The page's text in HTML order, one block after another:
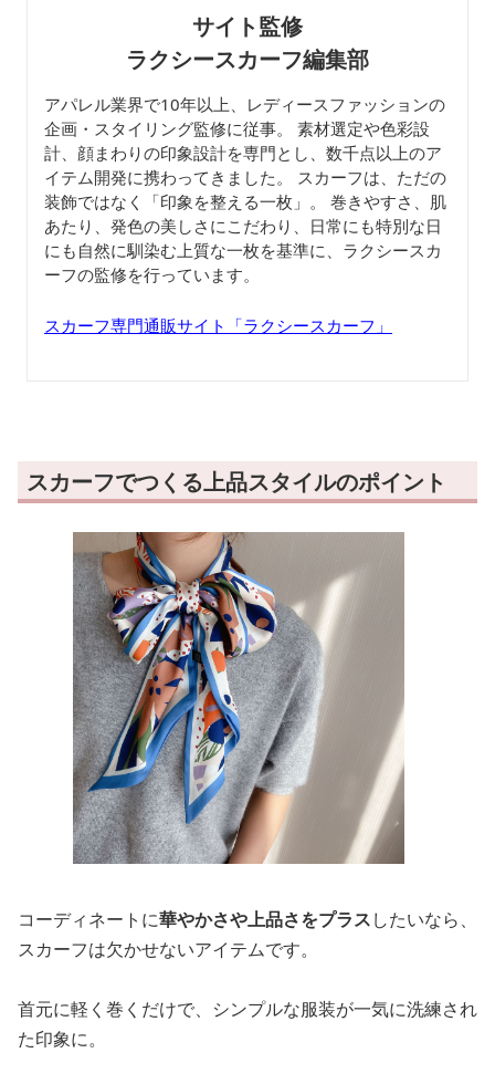
サイト監修
ラクシースカーフ編集部
アパレル業界で10年以上、レディースファッションの
企画・スタイリング監修に従事。 素材選定や色彩設
計、顔まわりの印象設計を専門とし、数千点以上のア
イテム開発に携わってきました。 スカーフは、ただの
装飾ではなく「印象を整える一枚」。 巻きやすさ、肌
あたり、発色の美しさにこだわり、日常にも特別な日
にも自然に馴染む上質な一枚を基準に、ラクシースカ
ーフの監修を行っています。
スカーフ専門通販サイト「ラクシースカーフ」
スカーフでつくる上品スタイルのポイント
コーディネートに華やかさや上品さをプラスしたいなら、
スカーフは欠かせないアイテムです。
首元に軽く巻くだけで、シンプルな服装が一気に洗練され
た印象に。